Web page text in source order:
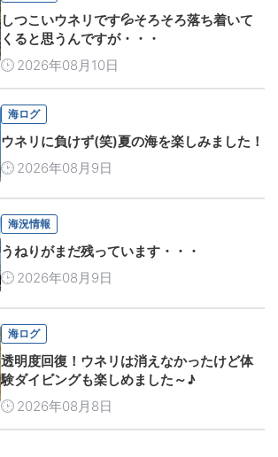
しつこいウネリです💦そろそろ落ち着いて
くると思うんですが・・・
2026年08月10日
海ログ
ウネリに負けず(笑)夏の海を楽しみました！
2026年08月9日
海況情報
うねりがまだ残っています・・・
2026年08月9日
海ログ
透明度回復！ウネリは消えなかったけど体
験ダイビングも楽しめました～♪
2026年08月8日